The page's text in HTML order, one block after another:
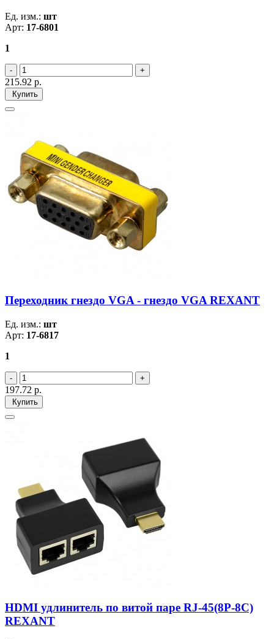
Ед. изм.: шт
Арт: 17-6801
1
215.92 р.
Купить
Переходник гнездо VGA - гнездо VGA REXANT
Ед. изм.: шт
Арт: 17-6817
1
197.72 р.
Купить
HDMI удлинитель по витой паре RJ-45(8P-8C)
REXANT